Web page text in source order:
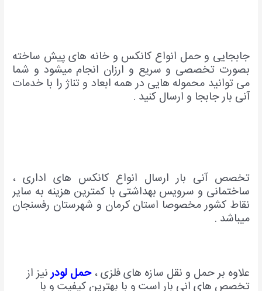
جابجایی و حمل انواع کانکس و خانه های پیش ساخته
بصورت تخصصی و سریع و ارزان انجام میشود و شما
می توانید محموله هایی در همه ابعاد و تناژ را با خدمات
آنی بار جابجا و ارسال کنید .
تخصص آنی بار ارسال انواع کانکس های اداری ،
ساختمانی و سرویس بهداشتی با کمترین هزینه به سایر
نقاط کشور مخصوصا استان کرمان و شهرستان رفسنجان
میباشد .
علاوه بر حمل و نقل سازه های فلزی ،حمل لودرنیز از
تخصص های انی بار است و با بهترین کیفیت و با